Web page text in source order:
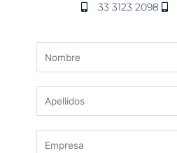
33 3123 2098